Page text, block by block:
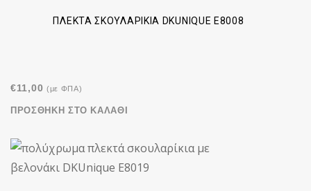
ΠΛΕΚΤΆ ΣΚΟΥΛΑΡΊΚΙΑ DKUNIQUE E8008
€11,00 (με ΦΠΑ)
ΠΡΟΣΘΉΚΗ ΣΤΟ ΚΑΛΆΘΙ